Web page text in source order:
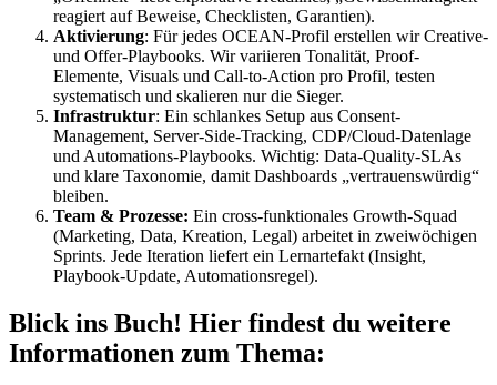
reagiert auf Beweise, Checklisten, Garantien).
Aktivierung: Für jedes OCEAN-Profil erstellen wir Creative-
und Offer-Playbooks. Wir variieren Tonalität, Proof-
Elemente, Visuals und Call-to-Action pro Profil, testen
systematisch und skalieren nur die Sieger.
Infrastruktur: Ein schlankes Setup aus Consent-
Management, Server-Side-Tracking, CDP/Cloud-Datenlage
und Automations-Playbooks. Wichtig: Data-Quality-SLAs
und klare Taxonomie, damit Dashboards „vertrauenswürdig“
bleiben.
Team & Prozesse: Ein cross-funktionales Growth-Squad
(Marketing, Data, Kreation, Legal) arbeitet in zweiwöchigen
Sprints. Jede Iteration liefert ein Lernartefakt (Insight,
Playbook-Update, Automationsregel).
Blick ins Buch! Hier findest du weitere
Informationen zum Thema: